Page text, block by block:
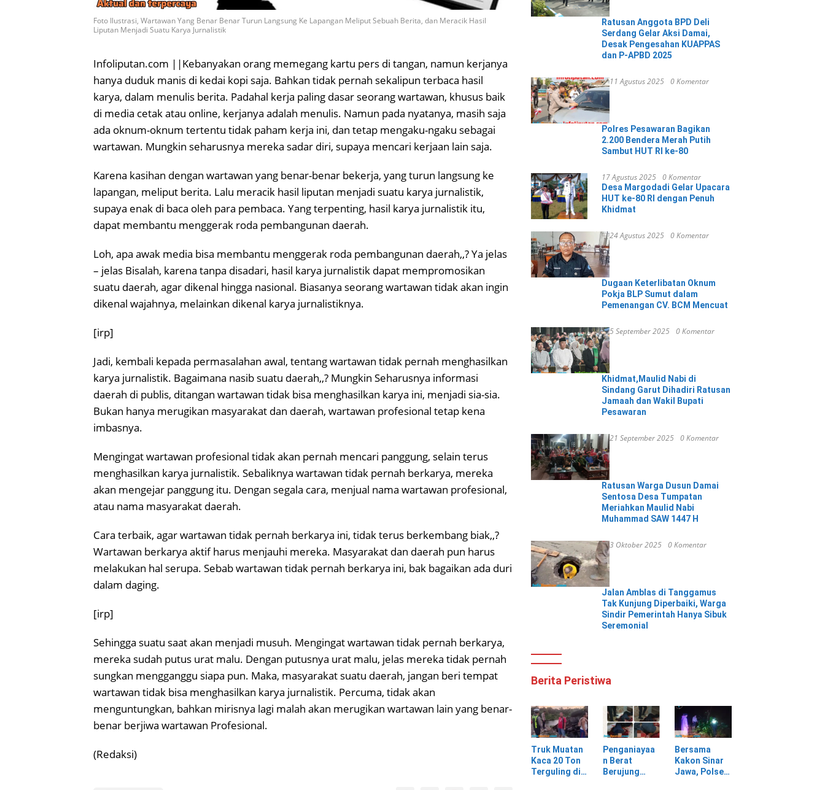
Foto Ilustrasi, Wartawan Yang Benar Benar Turun Langsung Ke Lapangan Meliput Sebuah Berita, dan Meracik Hasil
Liputan Menjadi Suatu Karya Jurnalistik
Infoliputan.com ||Kebanyakan orang memegang kartu pers di tangan, namun kerjanya
hanya duduk manis di kedai kopi saja. Bahkan tidak pernah sekalipun terbaca hasil
karya, dalam menulis berita. Padahal kerja paling dasar seorang wartawan, khusus baik
di media cetak atau online, kerjanya adalah menulis. Namun pada nyatanya, masih saja
ada oknum-oknum tertentu tidak paham kerja ini, dan tetap mengaku-ngaku sebagai
wartawan. Mungkin seharusnya mereka sadar diri, supaya mencari kerjaan lain saja.
Karena kasihan dengan wartawan yang benar-benar bekerja, yang turun langsung ke
lapangan, meliput berita. Lalu meracik hasil liputan menjadi suatu karya jurnalistik,
supaya enak di baca oleh para pembaca. Yang terpenting, hasil karya jurnalistik itu,
dapat membantu menggerak roda pembangunan daerah.
Loh, apa awak media bisa membantu menggerak roda pembangunan daerah,,? Ya jelas
– jelas Bisalah, karena tanpa disadari, hasil karya jurnalistik dapat mempromosikan
suatu daerah, agar dikenal hingga nasional. Biasanya seorang wartawan tidak akan ingin
dikenal wajahnya, melainkan dikenal karya jurnalistiknya.
[irp]
Jadi, kembali kepada permasalahan awal, tentang wartawan tidak pernah menghasilkan
karya jurnalistik. Bagaimana nasib suatu daerah,,? Mungkin Seharusnya informasi
daerah di publis, ditangan wartawan tidak bisa menghasilkan karya ini, menjadi sia-sia.
Bukan hanya merugikan masyarakat dan daerah, wartawan profesional tetap kena
imbasnya.
Mengingat wartawan profesional tidak akan pernah mencari panggung, selain terus
menghasilkan karya jurnalistik. Sebaliknya wartawan tidak pernah berkarya, mereka
akan mengejar panggung itu. Dengan segala cara, menjual nama wartawan profesional,
atau nama masyarakat daerah.
Cara terbaik, agar wartawan tidak pernah berkarya ini, tidak terus berkembang biak,,?
Wartawan berkarya aktif harus menjauhi mereka. Masyarakat dan daerah pun harus
melakukan hal serupa. Sebab wartawan tidak pernah berkarya ini, bak bagaikan ada duri
dalam daging.
[irp]
Sehingga suatu saat akan menjadi musuh. Mengingat wartawan tidak pernah berkarya,
mereka sudah putus urat malu. Dengan putusnya urat malu, jelas mereka tidak pernah
sungkan mengganggu siapa pun. Maka, masyarakat suatu daerah, jangan beri tempat
wartawan tidak bisa menghasilkan karya jurnalistik. Percuma, tidak akan
menguntungkan, bahkan mirisnya lagi malah akan merugikan wartawan lain yang benar-
benar berjiwa wartawan Profesional.
(Redaksi)
Ratusan Anggota BPD Deli
Serdang Gelar Aksi Damai,
Desak Pengesahan KUAPPAS
dan P-APBD 2025
11 Agustus 2025 0 Komentar
Polres Pesawaran Bagikan
2.200 Bendera Merah Putih
Sambut HUT RI ke-80
17 Agustus 2025 0 Komentar
Desa Margodadi Gelar Upacara
HUT ke-80 RI dengan Penuh
Khidmat
24 Agustus 2025 0 Komentar
Dugaan Keterlibatan Oknum
Pokja BLP Sumut dalam
Pemenangan CV. BCM Mencuat
5 September 2025 0 Komentar
Khidmat,Maulid Nabi di
Sindang Garut Dihadiri Ratusan
Jamaah dan Wakil Bupati
Pesawaran
21 September 2025 0 Komentar
Ratusan Warga Dusun Damai
Sentosa Desa Tumpatan
Meriahkan Maulid Nabi
Muhammad SAW 1447 H
3 Oktober 2025 0 Komentar
Jalan Amblas di Tanggamus
Tak Kunjung Diperbaiki, Warga
Sindir Pemerintah Hanya Sibuk
Seremonial
Berita Peristiwa
Truk Muatan
Kaca 20 Ton
Terguling di
Penganiayaa
n Berat
Berujung
Bersama
Kakon Sinar
Jawa, Polsek